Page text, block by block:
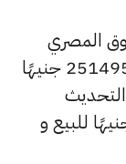
المصري
الآن، حيث بلغ 253980 جنيهًا للبيع و251495 جنيهًا
عن التحديث
حيث كان قد سجل 253805 جنيهًا للبيع و